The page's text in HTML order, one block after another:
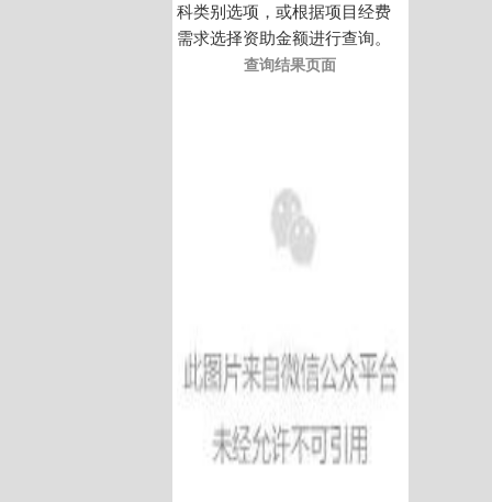
科类别选项，或根据项目经费
需求选择资助金额进行查询。
查询结果页面